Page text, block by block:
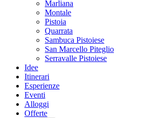
Marliana
Montale
Pistoia
Quarrata
Sambuca Pistoiese
San Marcello Piteglio
Serravalle Pistoiese
Idee
Itinerari
Esperienze
Eventi
Alloggi
Offerte